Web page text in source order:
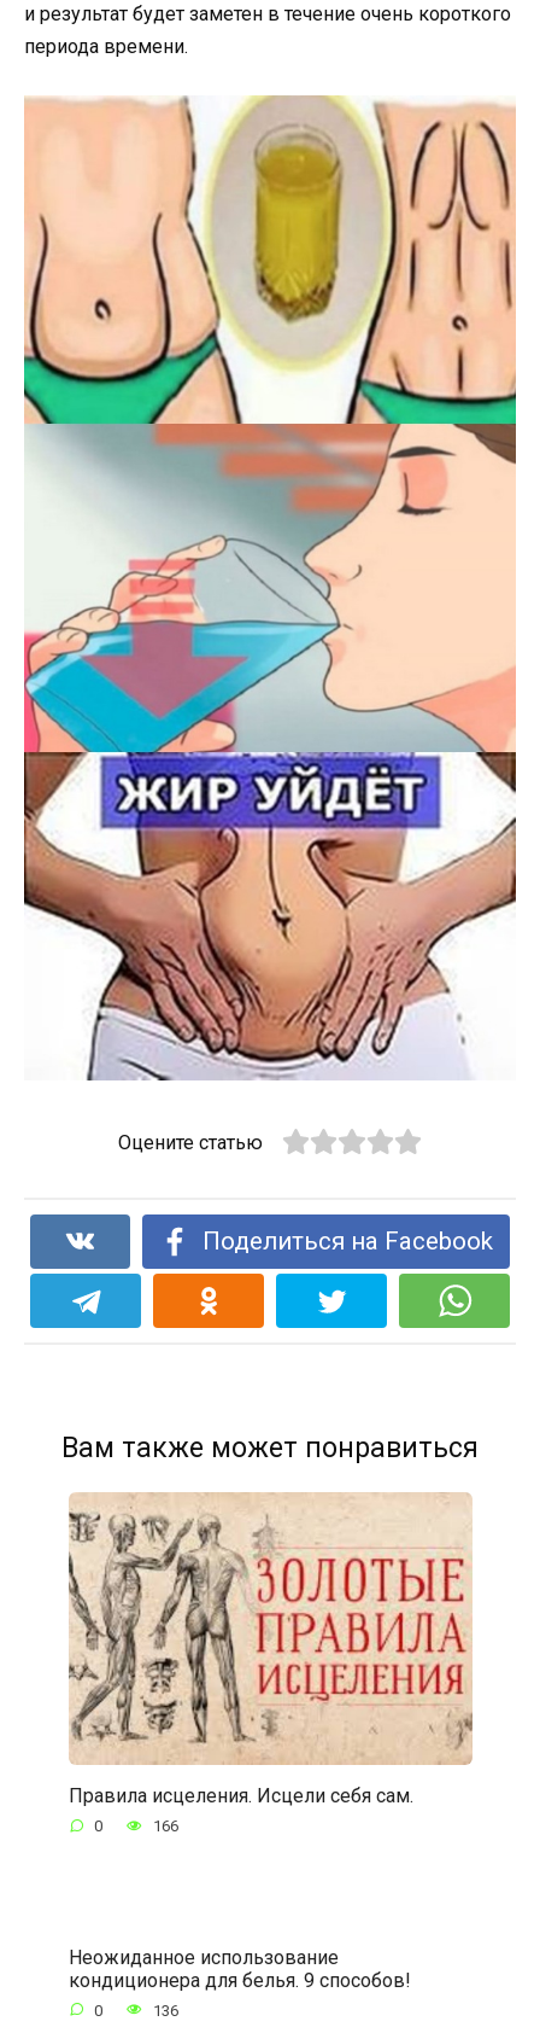
и результат будет заметен в течение очень короткого
периода времени.
Оцените статью
Поделиться на Facebook
Вам также может понравиться
Правила исцеления. Исцели себя сам.
0 166
Неожиданное использование
кондиционера для белья. 9 способов!
0 136